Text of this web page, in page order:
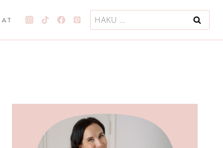
Haku: